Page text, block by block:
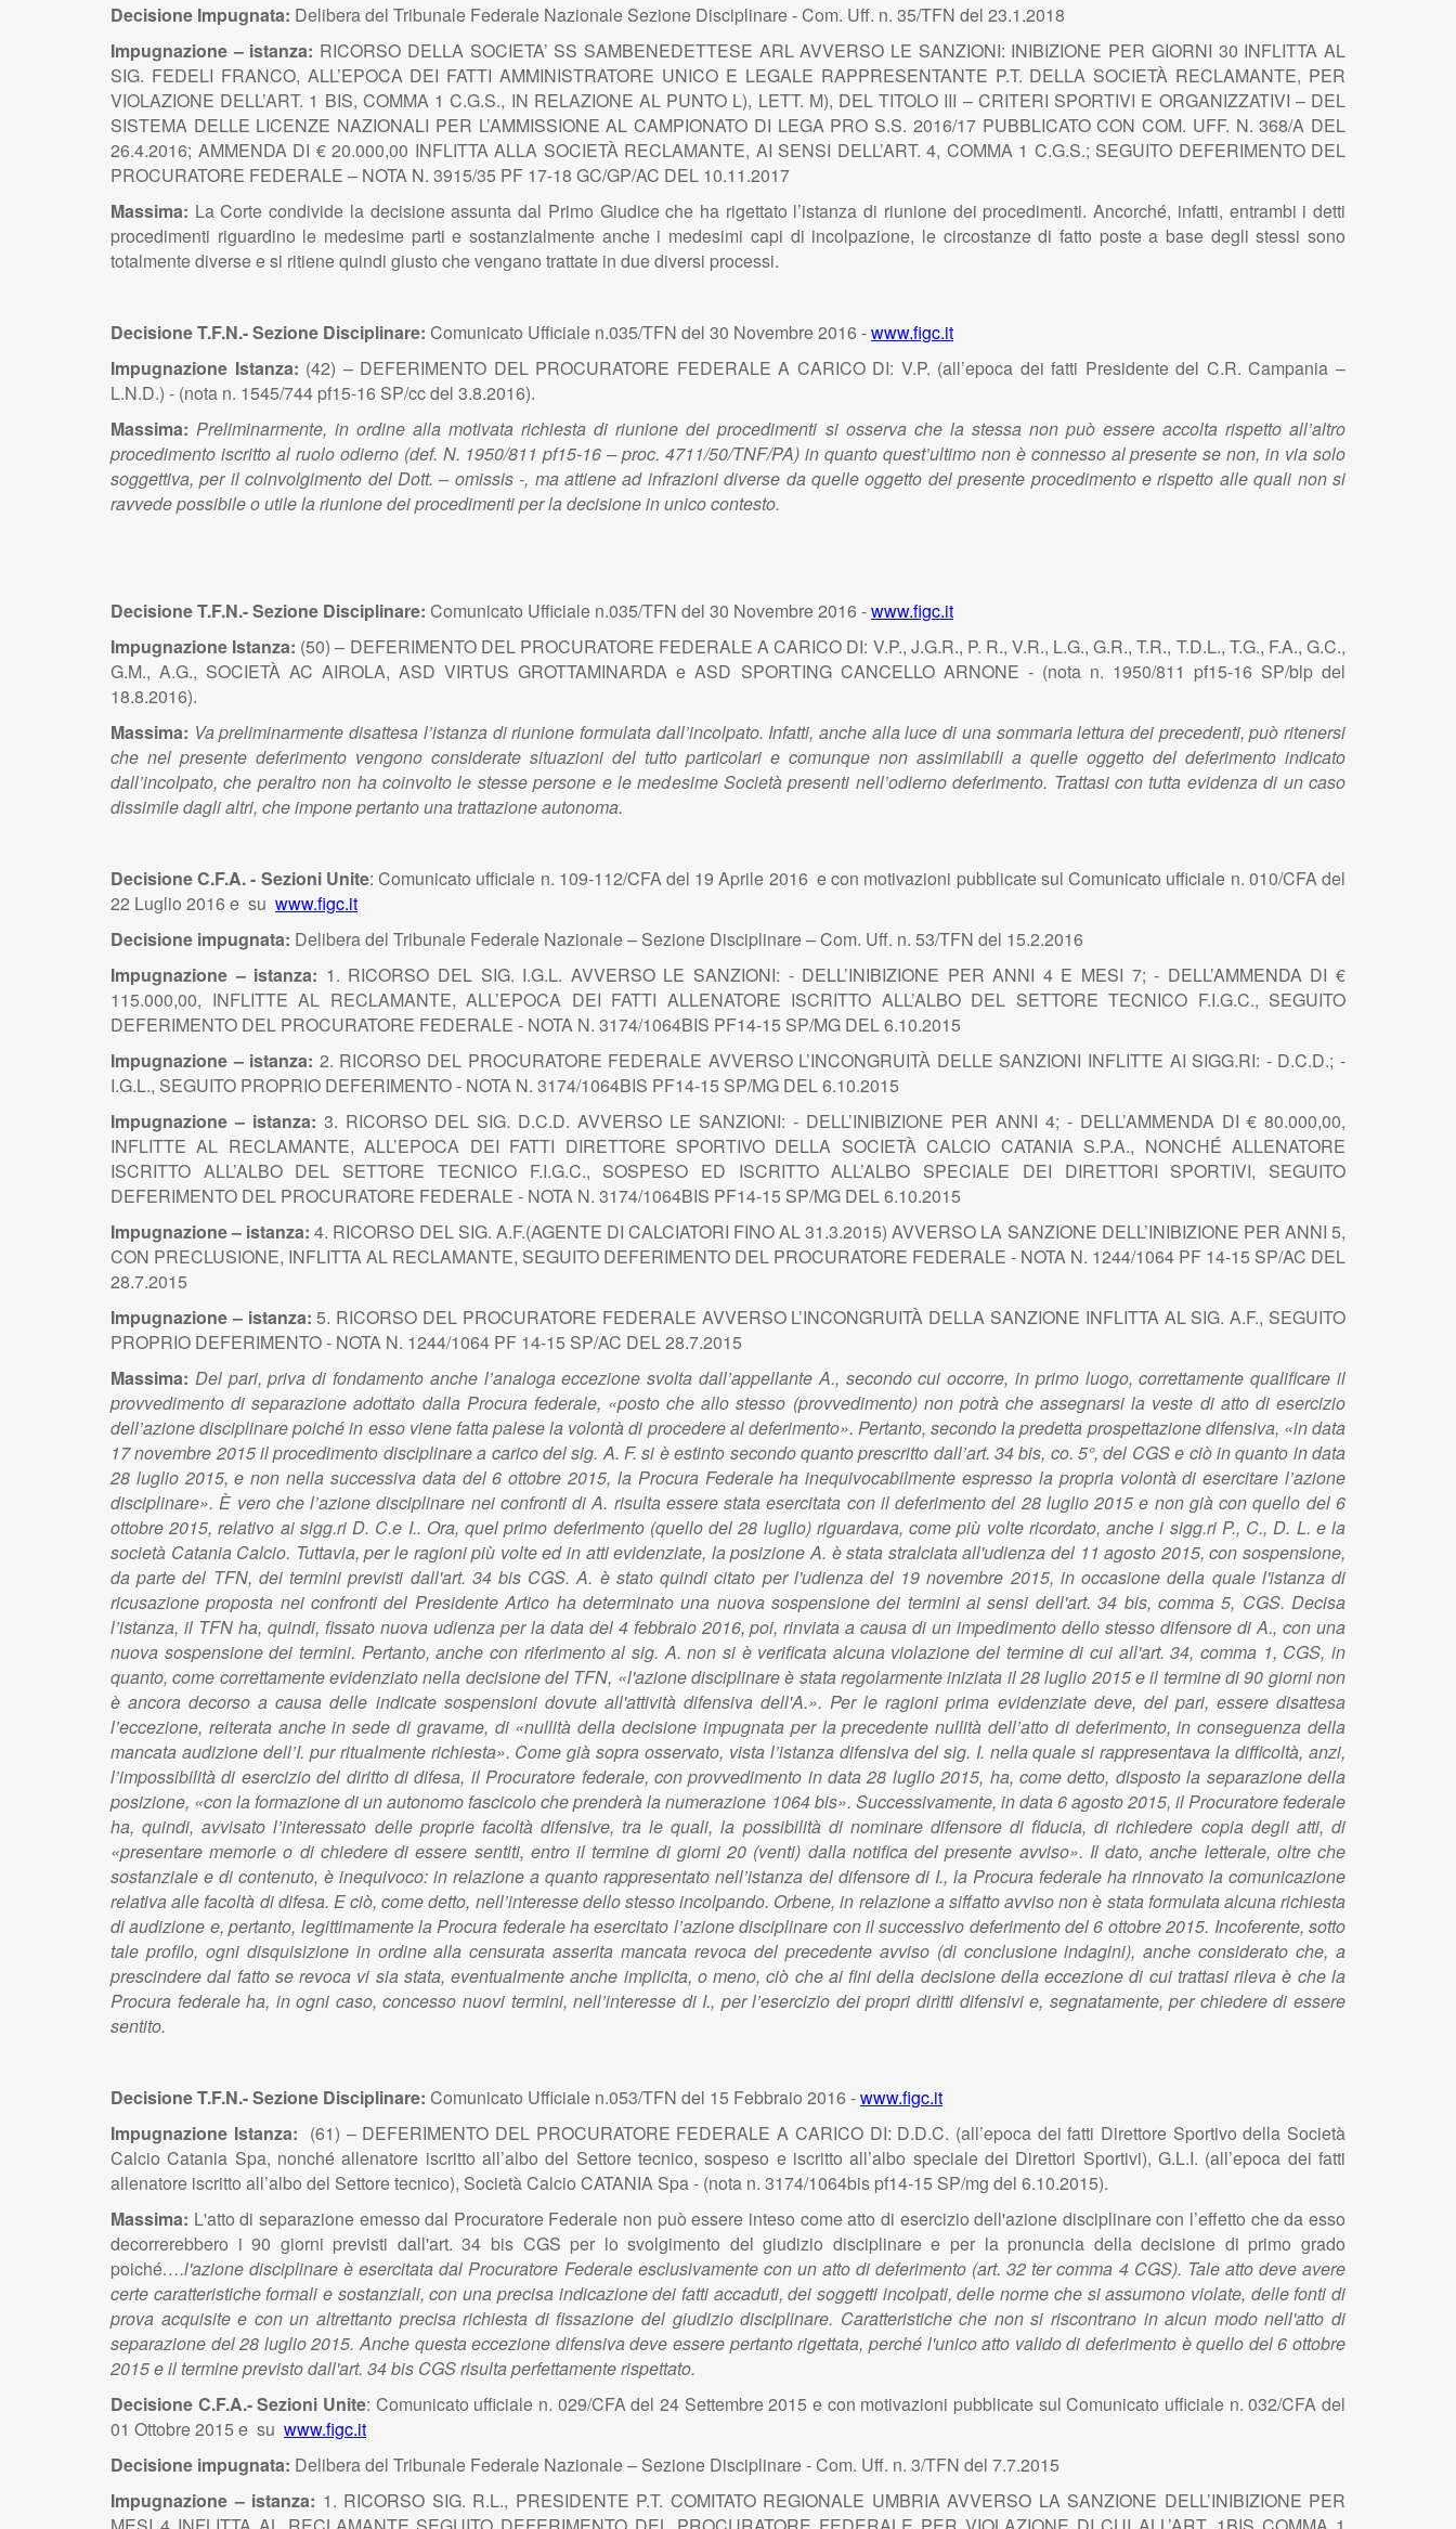
Decisione Impugnata: Delibera del Tribunale Federale Nazionale Sezione Disciplinare - Com. Uff. n. 35/TFN del 23.1.2018
Impugnazione – istanza: RICORSO DELLA SOCIETA’ SS SAMBENEDETTESE ARL AVVERSO LE SANZIONI: INIBIZIONE PER GIORNI 30 INFLITTA AL
SIG. FEDELI FRANCO, ALL’EPOCA DEI FATTI AMMINISTRATORE UNICO E LEGALE RAPPRESENTANTE P.T. DELLA SOCIETÀ RECLAMANTE, PER
VIOLAZIONE DELL’ART. 1 BIS, COMMA 1 C.G.S., IN RELAZIONE AL PUNTO L), LETT. M), DEL TITOLO III – CRITERI SPORTIVI E ORGANIZZATIVI – DEL
SISTEMA DELLE LICENZE NAZIONALI PER L’AMMISSIONE AL CAMPIONATO DI LEGA PRO S.S. 2016/17 PUBBLICATO CON COM. UFF. N. 368/A DEL
26.4.2016; AMMENDA DI € 20.000,00 INFLITTA ALLA SOCIETÀ RECLAMANTE, AI SENSI DELL’ART. 4, COMMA 1 C.G.S.; SEGUITO DEFERIMENTO DEL
PROCURATORE FEDERALE – NOTA N. 3915/35 PF 17-18 GC/GP/AC DEL 10.11.2017
Massima: La Corte condivide la decisione assunta dal Primo Giudice che ha rigettato l’istanza di riunione dei procedimenti. Ancorché, infatti, entrambi i detti
procedimenti riguardino le medesime parti e sostanzialmente anche i medesimi capi di incolpazione, le circostanze di fatto poste a base degli stessi sono
totalmente diverse e si ritiene quindi giusto che vengano trattate in due diversi processi.
Decisione T.F.N.- Sezione Disciplinare: Comunicato Ufficiale n.035/TFN del 30 Novembre 2016 -www.figc.it
Impugnazione Istanza: (42) – DEFERIMENTO DEL PROCURATORE FEDERALE A CARICO DI: V.P. (all’epoca dei fatti Presidente del C.R. Campania –
L.N.D.) - (nota n. 1545/744 pf15-16 SP/cc del 3.8.2016).
Massima:Preliminarmente, in ordine alla motivata richiesta di riunione dei procedimenti si osserva che la stessa non può essere accolta rispetto all’altro
procedimento iscritto al ruolo odierno (def. N. 1950/811 pf15-16 – proc. 4711/50/TNF/PA) in quanto quest’ultimo non è connesso al presente se non, in via solo
soggettiva, per il coinvolgimento del Dott. – omissis -, ma attiene ad infrazioni diverse da quelle oggetto del presente procedimento e rispetto alle quali non si
ravvede possibile o utile la riunione dei procedimenti per la decisione in unico contesto.
Decisione T.F.N.- Sezione Disciplinare: Comunicato Ufficiale n.035/TFN del 30 Novembre 2016 -www.figc.it
Impugnazione Istanza: (50) – DEFERIMENTO DEL PROCURATORE FEDERALE A CARICO DI: V.P., J.G.R., P. R., V.R., L.G., G.R., T.R., T.D.L., T.G., F.A., G.C.,
G.M., A.G., SOCIETÀ AC AIROLA, ASD VIRTUS GROTTAMINARDA e ASD SPORTING CANCELLO ARNONE - (nota n. 1950/811 pf15-16 SP/blp del
18.8.2016).
Massima: Va preliminarmente disattesa l’istanza di riunione formulata dall’incolpato. Infatti, anche alla luce di una sommaria lettura dei precedenti, può ritenersi
che nel presente deferimento vengono considerate situazioni del tutto particolari e comunque non assimilabili a quelle oggetto del deferimento indicato
dall’incolpato, che peraltro non ha coinvolto le stesse persone e le medesime Società presenti nell’odierno deferimento. Trattasi con tutta evidenza di un caso
dissimile dagli altri, che impone pertanto una trattazione autonoma.
Decisione C.F.A. - Sezioni Unite: Comunicato ufficiale n. 109-112/CFA del 19 Aprile 2016 e con motivazioni pubblicate sul Comunicato ufficiale n. 010/CFA del
22 Luglio 2016 e su www.figc.it
Decisione impugnata: Delibera del Tribunale Federale Nazionale – Sezione Disciplinare – Com. Uff. n. 53/TFN del 15.2.2016
Impugnazione – istanza: 1. RICORSO DEL SIG. I.G.L. AVVERSO LE SANZIONI: - DELL’INIBIZIONE PER ANNI 4 E MESI 7; - DELL’AMMENDA DI €
115.000,00, INFLITTE AL RECLAMANTE, ALL’EPOCA DEI FATTI ALLENATORE ISCRITTO ALL’ALBO DEL SETTORE TECNICO F.I.G.C., SEGUITO
DEFERIMENTO DEL PROCURATORE FEDERALE - NOTA N. 3174/1064BIS PF14-15 SP/MG DEL 6.10.2015
Impugnazione – istanza: 2. RICORSO DEL PROCURATORE FEDERALE AVVERSO L’INCONGRUITÀ DELLE SANZIONI INFLITTE AI SIGG.RI: - D.C.D.; -
I.G.L., SEGUITO PROPRIO DEFERIMENTO - NOTA N. 3174/1064BIS PF14-15 SP/MG DEL 6.10.2015
Impugnazione – istanza: 3. RICORSO DEL SIG. D.C.D. AVVERSO LE SANZIONI: - DELL’INIBIZIONE PER ANNI 4; - DELL’AMMENDA DI € 80.000,00,
INFLITTE AL RECLAMANTE, ALL’EPOCA DEI FATTI DIRETTORE SPORTIVO DELLA SOCIETÀ CALCIO CATANIA S.P.A., NONCHÉ ALLENATORE
ISCRITTO ALL’ALBO DEL SETTORE TECNICO F.I.G.C., SOSPESO ED ISCRITTO ALL’ALBO SPECIALE DEI DIRETTORI SPORTIVI, SEGUITO
DEFERIMENTO DEL PROCURATORE FEDERALE - NOTA N. 3174/1064BIS PF14-15 SP/MG DEL 6.10.2015
Impugnazione – istanza:4. RICORSO DEL SIG. A.F.(AGENTE DI CALCIATORI FINO AL 31.3.2015) AVVERSO LA SANZIONE DELL’INIBIZIONE PER ANNI 5,
CON PRECLUSIONE, INFLITTA AL RECLAMANTE, SEGUITO DEFERIMENTO DEL PROCURATORE FEDERALE - NOTA N. 1244/1064 PF 14-15 SP/AC DEL
28.7.2015
Impugnazione – istanza:5. RICORSO DEL PROCURATORE FEDERALE AVVERSO L’INCONGRUITÀ DELLA SANZIONE INFLITTA AL SIG. A.F., SEGUITO
PROPRIO DEFERIMENTO - NOTA N. 1244/1064 PF 14-15 SP/AC DEL 28.7.2015
Massima: Del pari, priva di fondamento anche l’analoga eccezione svolta dall’appellante A., secondo cui occorre, in primo luogo, correttamente qualificare il
provvedimento di separazione adottato dalla Procura federale, «posto che allo stesso (provvedimento) non potrà che assegnarsi la veste di atto di esercizio
dell’azione disciplinare poiché in esso viene fatta palese la volontà di procedere al deferimento». Pertanto, secondo la predetta prospettazione difensiva, «in data
17 novembre 2015 il procedimento disciplinare a carico del sig. A. F. si è estinto secondo quanto prescritto dall’art. 34 bis, co. 5°, del CGS e ciò in quanto in data
28 luglio 2015, e non nella successiva data del 6 ottobre 2015, la Procura Federale ha inequivocabilmente espresso la propria volontà di esercitare l’azione
disciplinare». È vero che l’azione disciplinare nei confronti di A. risulta essere stata esercitata con il deferimento del 28 luglio 2015 e non già con quello del 6
ottobre 2015, relativo ai sigg.ri D. C.e I.. Ora, quel primo deferimento (quello del 28 luglio) riguardava, come più volte ricordato, anche i sigg.ri P., C., D. L. e la
società Catania Calcio. Tuttavia, per le ragioni più volte ed in atti evidenziate, la posizione A. è stata stralciata all'udienza del 11 agosto 2015, con sospensione,
da parte del TFN, dei termini previsti dall'art. 34 bis CGS. A. è stato quindi citato per l'udienza del 19 novembre 2015, in occasione della quale l'istanza di
ricusazione proposta nei confronti del Presidente Artico ha determinato una nuova sospensione dei termini ai sensi dell'art. 34 bis, comma 5, CGS. Decisa
l’istanza, il TFN ha, quindi, fissato nuova udienza per la data del 4 febbraio 2016, poi, rinviata a causa di un impedimento dello stesso difensore di A., con una
nuova sospensione dei termini. Pertanto, anche con riferimento al sig. A. non si è verificata alcuna violazione del termine di cui all'art. 34, comma 1, CGS, in
quanto, come correttamente evidenziato nella decisione del TFN, «l'azione disciplinare è stata regolarmente iniziata il 28 luglio 2015 e il termine di 90 giorni non
è ancora decorso a causa delle indicate sospensioni dovute all'attività difensiva dell'A.». Per le ragioni prima evidenziate deve, del pari, essere disattesa
l’eccezione, reiterata anche in sede di gravame, di «nullità della decisione impugnata per la precedente nullità dell’atto di deferimento, in conseguenza della
mancata audizione dell’I. pur ritualmente richiesta». Come già sopra osservato, vista l’istanza difensiva del sig. I. nella quale si rappresentava la difficoltà, anzi,
l’impossibilità di esercizio del diritto di difesa, il Procuratore federale, con provvedimento in data 28 luglio 2015, ha, come detto, disposto la separazione della
posizione, «con la formazione di un autonomo fascicolo che prenderà la numerazione 1064 bis». Successivamente, in data 6 agosto 2015, il Procuratore federale
ha, quindi, avvisato l’interessato delle proprie facoltà difensive, tra le quali, la possibilità di nominare difensore di fiducia, di richiedere copia degli atti, di
«presentare memorie o di chiedere di essere sentiti, entro il termine di giorni 20 (venti) dalla notifica del presente avviso». Il dato, anche letterale, oltre che
sostanziale e di contenuto, è inequivoco: in relazione a quanto rappresentato nell’istanza del difensore di I., la Procura federale ha rinnovato la comunicazione
relativa alle facoltà di difesa. E ciò, come detto, nell’interesse dello stesso incolpando. Orbene, in relazione a siffatto avviso non è stata formulata alcuna richiesta
di audizione e, pertanto, legittimamente la Procura federale ha esercitato l’azione disciplinare con il successivo deferimento del 6 ottobre 2015. Incoferente, sotto
tale profilo, ogni disquisizione in ordine alla censurata asserita mancata revoca del precedente avviso (di conclusione indagini), anche considerato che, a
prescindere dal fatto se revoca vi sia stata, eventualmente anche implicita, o meno, ciò che ai fini della decisione della eccezione di cui trattasi rileva è che la
Procura federale ha, in ogni caso, concesso nuovi termini, nell’interesse di I., per l’esercizio dei propri diritti difensivi e, segnatamente, per chiedere di essere
sentito.
Decisione T.F.N.- Sezione Disciplinare: Comunicato Ufficiale n.053/TFN del 15 Febbraio 2016 -www.figc.it
Impugnazione Istanza: (61) – DEFERIMENTO DEL PROCURATORE FEDERALE A CARICO DI: D.D.C. (all’epoca dei fatti Direttore Sportivo della Società
Calcio Catania Spa, nonché allenatore iscritto all’albo del Settore tecnico, sospeso e iscritto all’albo speciale dei Direttori Sportivi), G.L.I. (all’epoca dei fatti
allenatore iscritto all’albo del Settore tecnico), Società Calcio CATANIA Spa - (nota n. 3174/1064bis pf14-15 SP/mg del 6.10.2015).
Massima: L'atto di separazione emesso dal Procuratore Federale non può essere inteso come atto di esercizio dell'azione disciplinare con l’effetto che da esso
decorrerebbero i 90 giorni previsti dall'art. 34 bis CGS per lo svolgimento del giudizio disciplinare e per la pronuncia della decisione di primo grado
poiché….l'azione disciplinare è esercitata dal Procuratore Federale esclusivamente con un atto di deferimento (art. 32 ter comma 4 CGS). Tale atto deve avere
certe caratteristiche formali e sostanziali, con una precisa indicazione dei fatti accaduti, dei soggetti incolpati, delle norme che si assumono violate, delle fonti di
prova acquisite e con un altrettanto precisa richiesta di fissazione del giudizio disciplinare. Caratteristiche che non si riscontrano in alcun modo nell'atto di
separazione del 28 luglio 2015. Anche questa eccezione difensiva deve essere pertanto rigettata, perché l'unico atto valido di deferimento è quello del 6 ottobre
2015 e il termine previsto dall'art. 34 bis CGS risulta perfettamente rispettato.
Decisione C.F.A.- Sezioni Unite: Comunicato ufficiale n. 029/CFA del 24 Settembre 2015 e con motivazioni pubblicate sul Comunicato ufficiale n. 032/CFA del
01 Ottobre 2015 e su www.figc.it
Decisione impugnata: Delibera del Tribunale Federale Nazionale – Sezione Disciplinare - Com. Uff. n. 3/TFN del 7.7.2015
Impugnazione – istanza: 1. RICORSO SIG. R.L., PRESIDENTE P.T. COMITATO REGIONALE UMBRIA AVVERSO LA SANZIONE DELL’INIBIZIONE PER